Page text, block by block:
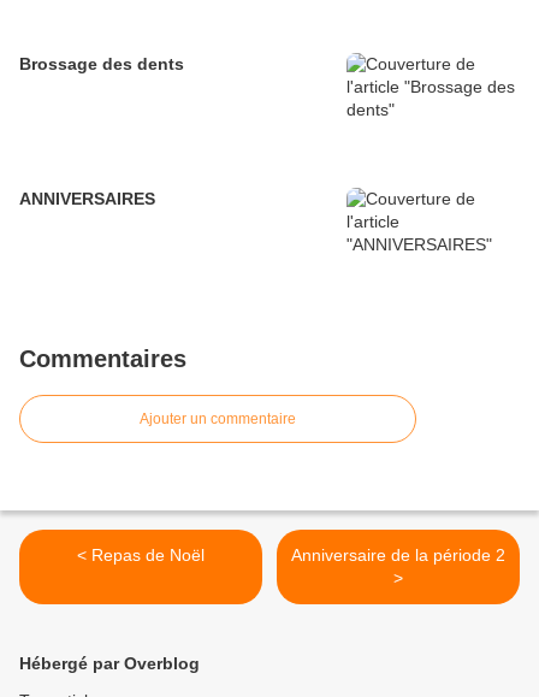
Brossage des dents
ANNIVERSAIRES
Commentaires
Ajouter un commentaire
< Repas de Noël
Anniversaire de la période 2
>
Hébergé par Overblog